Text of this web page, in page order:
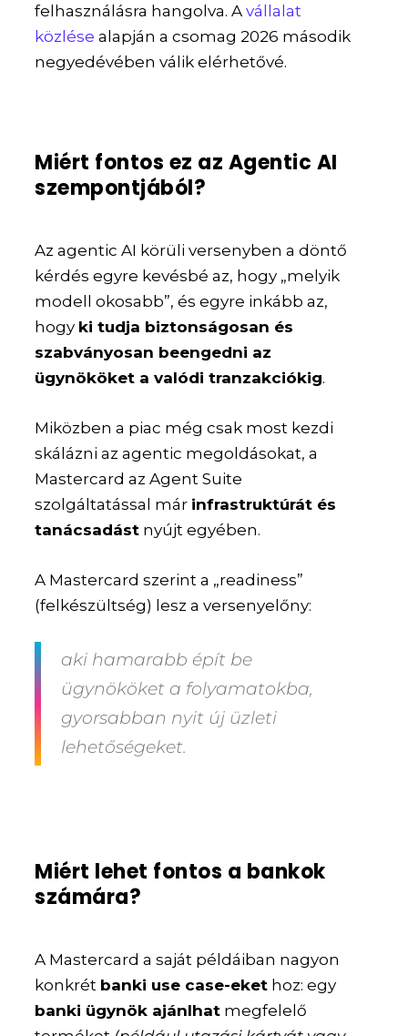
felhasználásra hangolva. Avállalat
közlése alapján a csomag 2026 második
negyedévében válik elérhetővé.
Miért fontos ez az Agentic AI
szempontjából?
Az agentic AI körüli versenyben a döntő
kérdés egyre kevésbé az, hogy „melyik
modell okosabb”, és egyre inkább az,
hogy ki tudja biztonságosan és
szabványosan beengedni az
ügynököket a valódi tranzakciókig.
Miközben a piac még csak most kezdi
skálázni az agentic megoldásokat, a
Mastercard az Agent Suite
szolgáltatással már infrastruktúrát és
tanácsadást nyújt egyében.
A Mastercard szerint a „readiness”
(felkészültség) lesz a versenyelőny:
aki hamarabb épít be
ügynököket a folyamatokba,
gyorsabban nyit új üzleti
lehetőségeket.
Miért lehet fontos a bankok
számára?
A Mastercard a saját példáiban nagyon
konkrét banki use case-eket hoz: egy
banki ügynök ajánlhat megfelelő